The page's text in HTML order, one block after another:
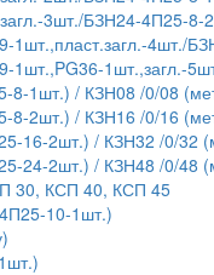
3шт./БЗН24-4П25-
4шт./
1шт.,загл.-
8-1шт.) / КЗН08 /0/08
8-2шт.) / КЗН16 /0/16
16-2шт.) / КЗН32 /0/32
24-2шт.) / КЗН48 /0/48
30, КСП 40, КСП 45
10-1шт.)